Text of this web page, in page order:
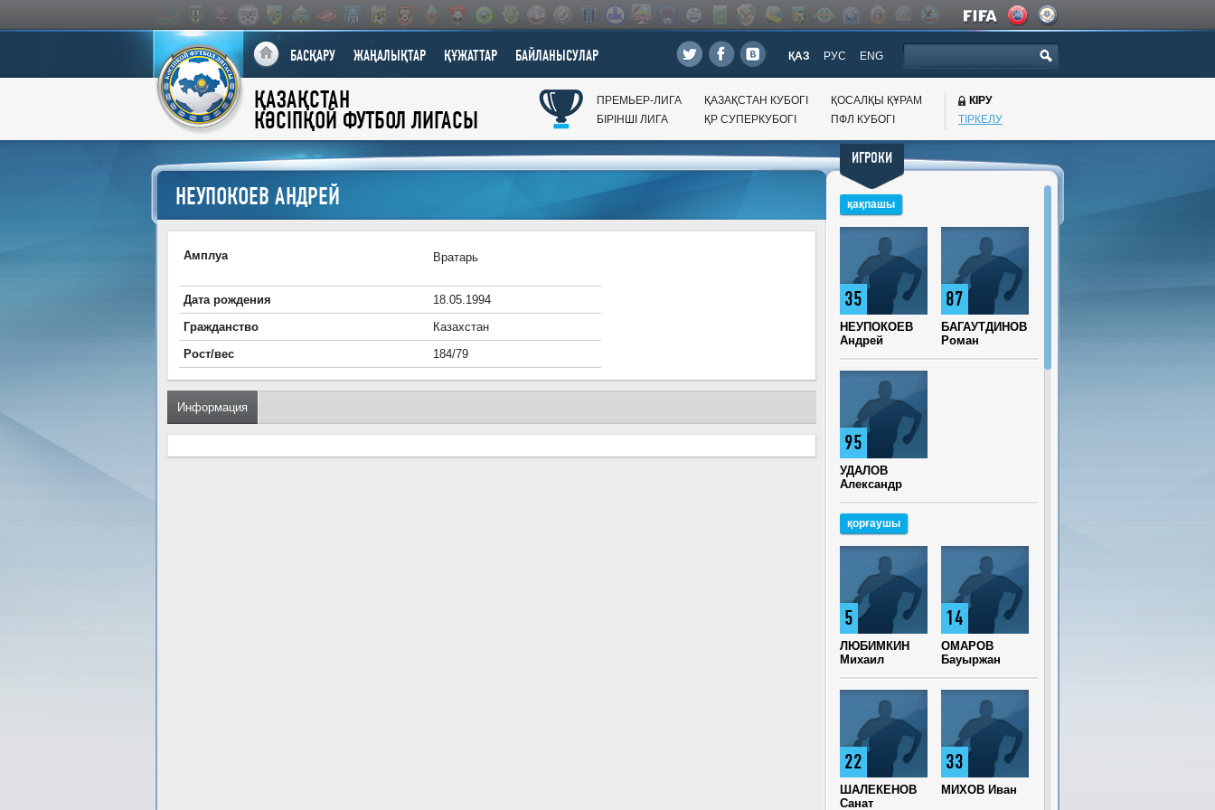
БАСҚАРУ ЖАҢАЛЫҚТАР ҚҰЖАТТАР БАЙЛАНЫСУЛАР ҚАЗ РУС ENG
ҚАЗАҚСТАН
КӘСІПҚОЙ ФУТБОЛ ЛИГАСЫ
ПРЕМЬЕР-ЛИГА
БIРIНШI ЛИГА
ҚАЗАҚСТАН КУБОГI
ҚР CУПЕРКУБОГI
ҚОСАЛҚЫ ҚҰРАМ
ПФЛ КУБОГI
КІРУ
ТІРКЕЛУ
НЕУПОКОЕВ АНДРЕЙ
Амплуа Вратарь
Дата рождения
18.05.1994
Гражданство
Казахстан
Рост/вес
184/79
Информация
ИГРОКИ
қақпашы
35
НЕУПОКОЕВ
Андрей
87
БАГАУТДИНОВ
Роман
95
УДАЛОВ
Александр
қорғаушы
5
ЛЮБИМКИН
Михаил
14
ОМАРОВ
Бауыржан
22
ШАЛЕКЕНОВ
Санат
33
МИХОВ Иван